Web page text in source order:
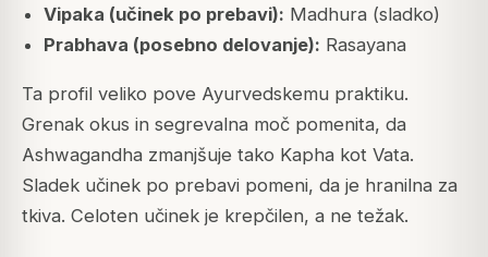
Vipaka (učinek po prebavi): Madhura (sladko)
Prabhava (posebno delovanje): Rasayana
Ta profil veliko pove Ayurvedskemu praktiku.
Grenak okus in segrevalna moč pomenita, da
Ashwagandha zmanjšuje tako Kapha kot Vata.
Sladek učinek po prebavi pomeni, da je hranilna za
tkiva. Celoten učinek je krepčilen, a ne težak.